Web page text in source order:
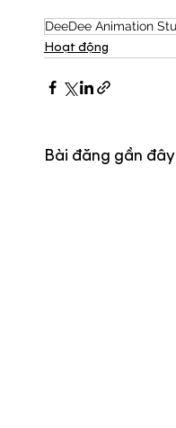
DeeDee Animation
Hoạt động
Bài đăng gần đây